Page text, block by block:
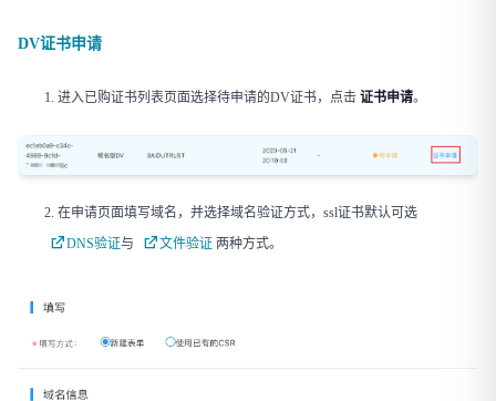
DV证书申请
进入已购证书列表页面选择待申请的DV证书，点击 ​ 证书申请​。
在申请页面填写域名，并选择域名验证方式，ssl证书默认可选
DNS验证与 文件验证 两种方式。